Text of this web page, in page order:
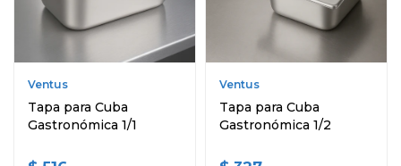
Ventus
Tapa para Cuba
Gastronómica 1/1
Ventus
Tapa para Cuba
Gastronómica 1/2